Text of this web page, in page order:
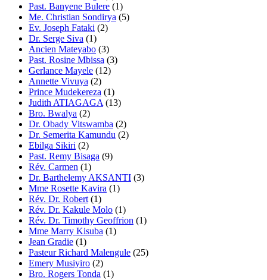
Past. Banyene Bulere (1)
Me. Christian Sondirya (5)
Ev. Joseph Fataki (2)
Dr. Serge Siva (1)
Ancien Mateyabo (3)
Past. Rosine Mbissa (3)
Gerlance Mayele (12)
Annette Vivuya (2)
Prince Mudekereza (1)
Judith ATIAGAGA (13)
Bro. Bwalya (2)
Dr. Obady Vitswamba (2)
Dr. Semerita Kamundu (2)
Ebilga Sikiri (2)
Past. Remy Bisaga (9)
Rév. Carmen (1)
Dr. Barthelemy AKSANTI (3)
Mme Rosette Kavira (1)
Rév. Dr. Robert (1)
Rév. Dr. Kakule Molo (1)
Rév. Dr. Timothy Geoffrion (1)
Mme Marry Kisuba (1)
Jean Gradie (1)
Pasteur Richard Malengule (25)
Emery Musiyiro (2)
Bro. Rogers Tonda (1)